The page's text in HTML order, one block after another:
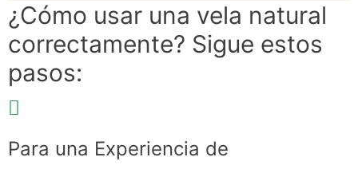
¿Cómo usar una vela natural
correctamente? Sigue estos
pasos:
Para una Experiencia de